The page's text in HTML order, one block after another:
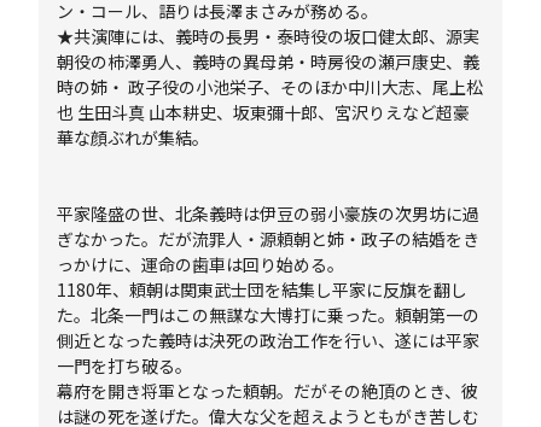
ン・コール、語りは長澤まさみが務める。
★共演陣には、義時の長男・泰時役の坂口健太郎、源実
朝役の柿澤勇人、義時の異母弟・時房役の瀬戸康史、義
時の姉・ 政子役の小池栄子、そのほか中川大志、尾上松
也 生田斗真 山本耕史、坂東彌十郎、宮沢りえなど超豪
華な顔ぶれが集結。
平家隆盛の世、北条義時は伊豆の弱小豪族の次男坊に過
ぎなかった。だが流罪人・源頼朝と姉・政子の結婚をき
っかけに、運命の歯車は回り始める。
1180年、頼朝は関東武士団を結集し平家に反旗を翻し
た。北条一門はこの無謀な大博打に乗った。頼朝第一の
側近となった義時は決死の政治工作を行い、遂には平家
一門を打ち破る。
幕府を開き将軍となった頼朝。だがその絶頂のとき、彼
は謎の死を遂げた。偉大な父を超えようともがき苦しむ